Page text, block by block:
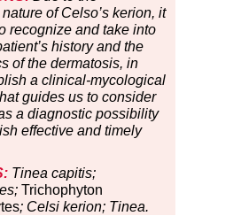
of Celso’s kerion, it
recognize and take into
history and the
of the dermatosis, in
a clinical-mycological
guides us to consider
a diagnostic possibility
effective and timely
Tinea capitis;
Trichophyton
; Celsi kerion; Tinea.